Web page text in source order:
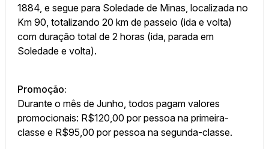
1884, e segue para Soledade de Minas, localizada no
Km 90, totalizando 20 km de passeio (ida e volta)
com duração total de 2 horas (ida, parada em
Soledade e volta).
Promoção:
Durante o mês de Junho, todos pagam valores
promocionais: R$120,00 por pessoa na primeira-
classe e R$95,00 por pessoa na segunda-classe.